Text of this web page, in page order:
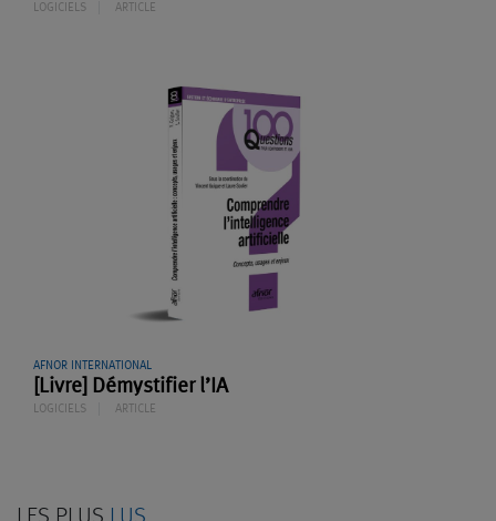
LOGICIELS ARTICLE
AFNOR INTERNATIONAL
[Livre] Démystifier l’IA
LOGICIELS ARTICLE